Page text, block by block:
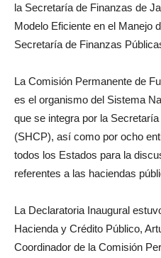
la Secretaría de Finanzas de
Modelo Eficiente en el Manejo
Secretaría de Finanzas
La Comisión Permanente de
es el organismo del Sistema
que se integra por la
(SHCP), así como por ocho
todos los Estados para la
referentes a las haciendas
La Declaratoria Inaugural
Hacienda y Crédito Público,
Coordinador de la Comisión